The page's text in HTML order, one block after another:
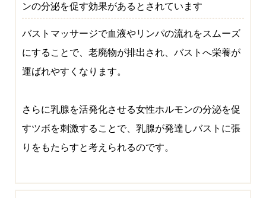
ンの分泌を促す効果があるとされています
バストマッサージで血液やリンパの流れをスムーズ
にすることで、老廃物が排出され、バストへ栄養が
運ばれやすくなります。
さらに乳腺を活発化させる女性ホルモンの分泌を促
すツボを刺激することで、乳腺が発達しバストに張
りをもたらすと考えられるのです。